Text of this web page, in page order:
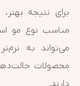
برای نتیجه
مناسب نوع مو
می‌تواند به
محصولات
دارند.